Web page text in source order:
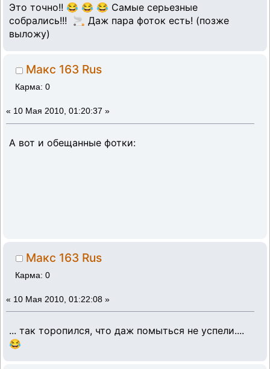
Это точно!! 😂 😂 😂 Самые серьезные
собрались!!! 🚬 Даж пара фоток есть! (позже
выложу)
Макс 163 Rus
Карма: 0
« 10 Мая 2010, 01:20:37 »
А вот и обещанные фотки:
Макс 163 Rus
Карма: 0
« 10 Мая 2010, 01:22:08 »
... так торопился, что даж помыться не успели....
😂